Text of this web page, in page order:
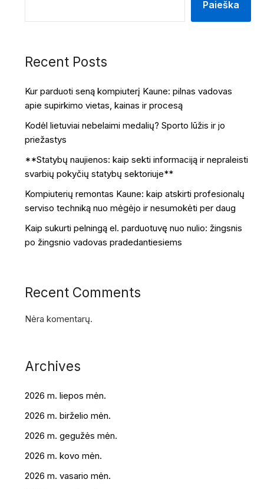
Paieška
Recent Posts
Kur parduoti seną kompiuterį Kaune: pilnas vadovas
apie supirkimo vietas, kainas ir procesą
Kodėl lietuviai nebelaimi medalių? Sporto lūžis ir jo
priežastys
**Statybų naujienos: kaip sekti informaciją ir nepraleisti
svarbių pokyčių statybų sektoriuje**
Kompiuterių remontas Kaune: kaip atskirti profesionalų
serviso techniką nuo mėgėjo ir nesumokėti per daug
Kaip sukurti pelningą el. parduotuvę nuo nulio: žingsnis
po žingsnio vadovas pradedantiesiems
Recent Comments
Nėra komentarų.
Archives
2026 m. liepos mėn.
2026 m. birželio mėn.
2026 m. gegužės mėn.
2026 m. kovo mėn.
2026 m. vasario mėn.